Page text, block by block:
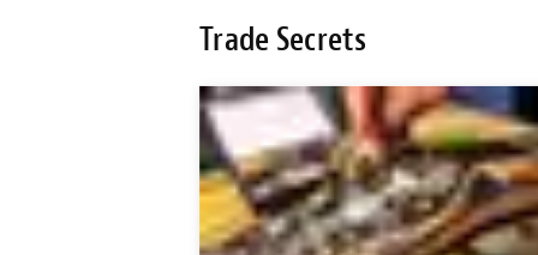
Trade Secrets